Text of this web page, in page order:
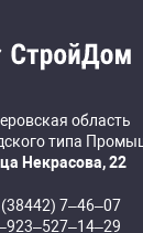
область
типа
Некрасова, 22
7‒46‒07